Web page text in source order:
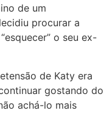
de um
procurar a
o seu ex-
de Katy era
gostando do
achá-lo mais